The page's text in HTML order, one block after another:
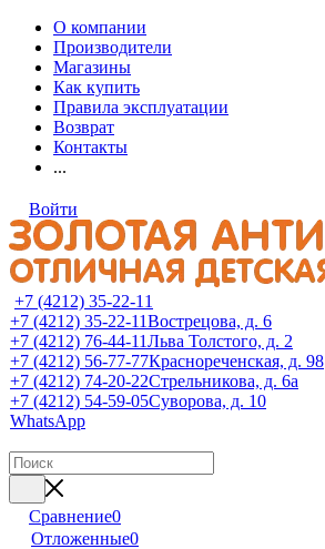
О компании
Производители
Магазины
Как купить
Правила эксплуатации
Возврат
Контакты
...
Войти
+7 (4212) 35-22-11
+7 (4212) 35-22-11Вострецова, д. 6
+7 (4212) 76-44-11Льва Толстого, д. 2
+7 (4212) 56-77-77Краснореченская, д. 98
+7 (4212) 74-20-22Стрельникова, д. 6а
+7 (4212) 54-59-05Суворова, д. 10
WhatsApp
Сравнение0
Отложенные0